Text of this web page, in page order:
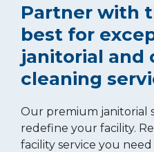
Partner with
best for
janitorial and
cleaning
Our premium janitorial
redefine your facility.
facility service you